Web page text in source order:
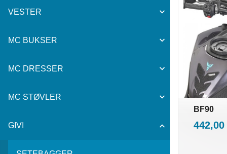
VESTER
MC BUKSER
MC DRESSER
MC STØVLER
GIVI
BF90
Pris
442,00